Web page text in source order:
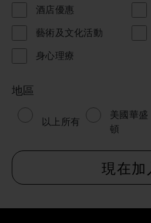
酒店優惠
藝術及文化活動
身心理療
地區
以上所有
美國華盛
頓